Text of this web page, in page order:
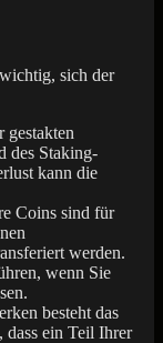
sich der
gestakten
des Staking-
kann die
Coins sind für
werden.
wenn Sie
besteht das
dass ein Teil Ihrer